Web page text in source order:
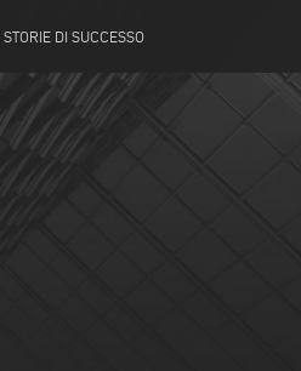
STORIE DI SUCCESSO